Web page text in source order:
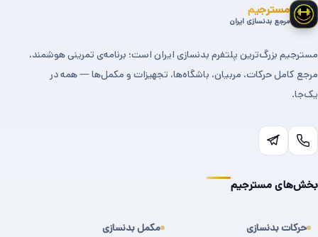
مسترجیم
مرجع بدنسازی ایران
مسترجیم بزرگ‌ترین پلتفرم بدنسازی ایران است؛ برنامه‌ی تمرینی هوشمند،
مرجع کامل حرکات، مربیان، باشگاه‌ها، تجهیزات و مکمل‌ها — همه در
یک‌جا.
بخش‌های مسترجیم
حرکات بدنسازی مکمل بدنسازی